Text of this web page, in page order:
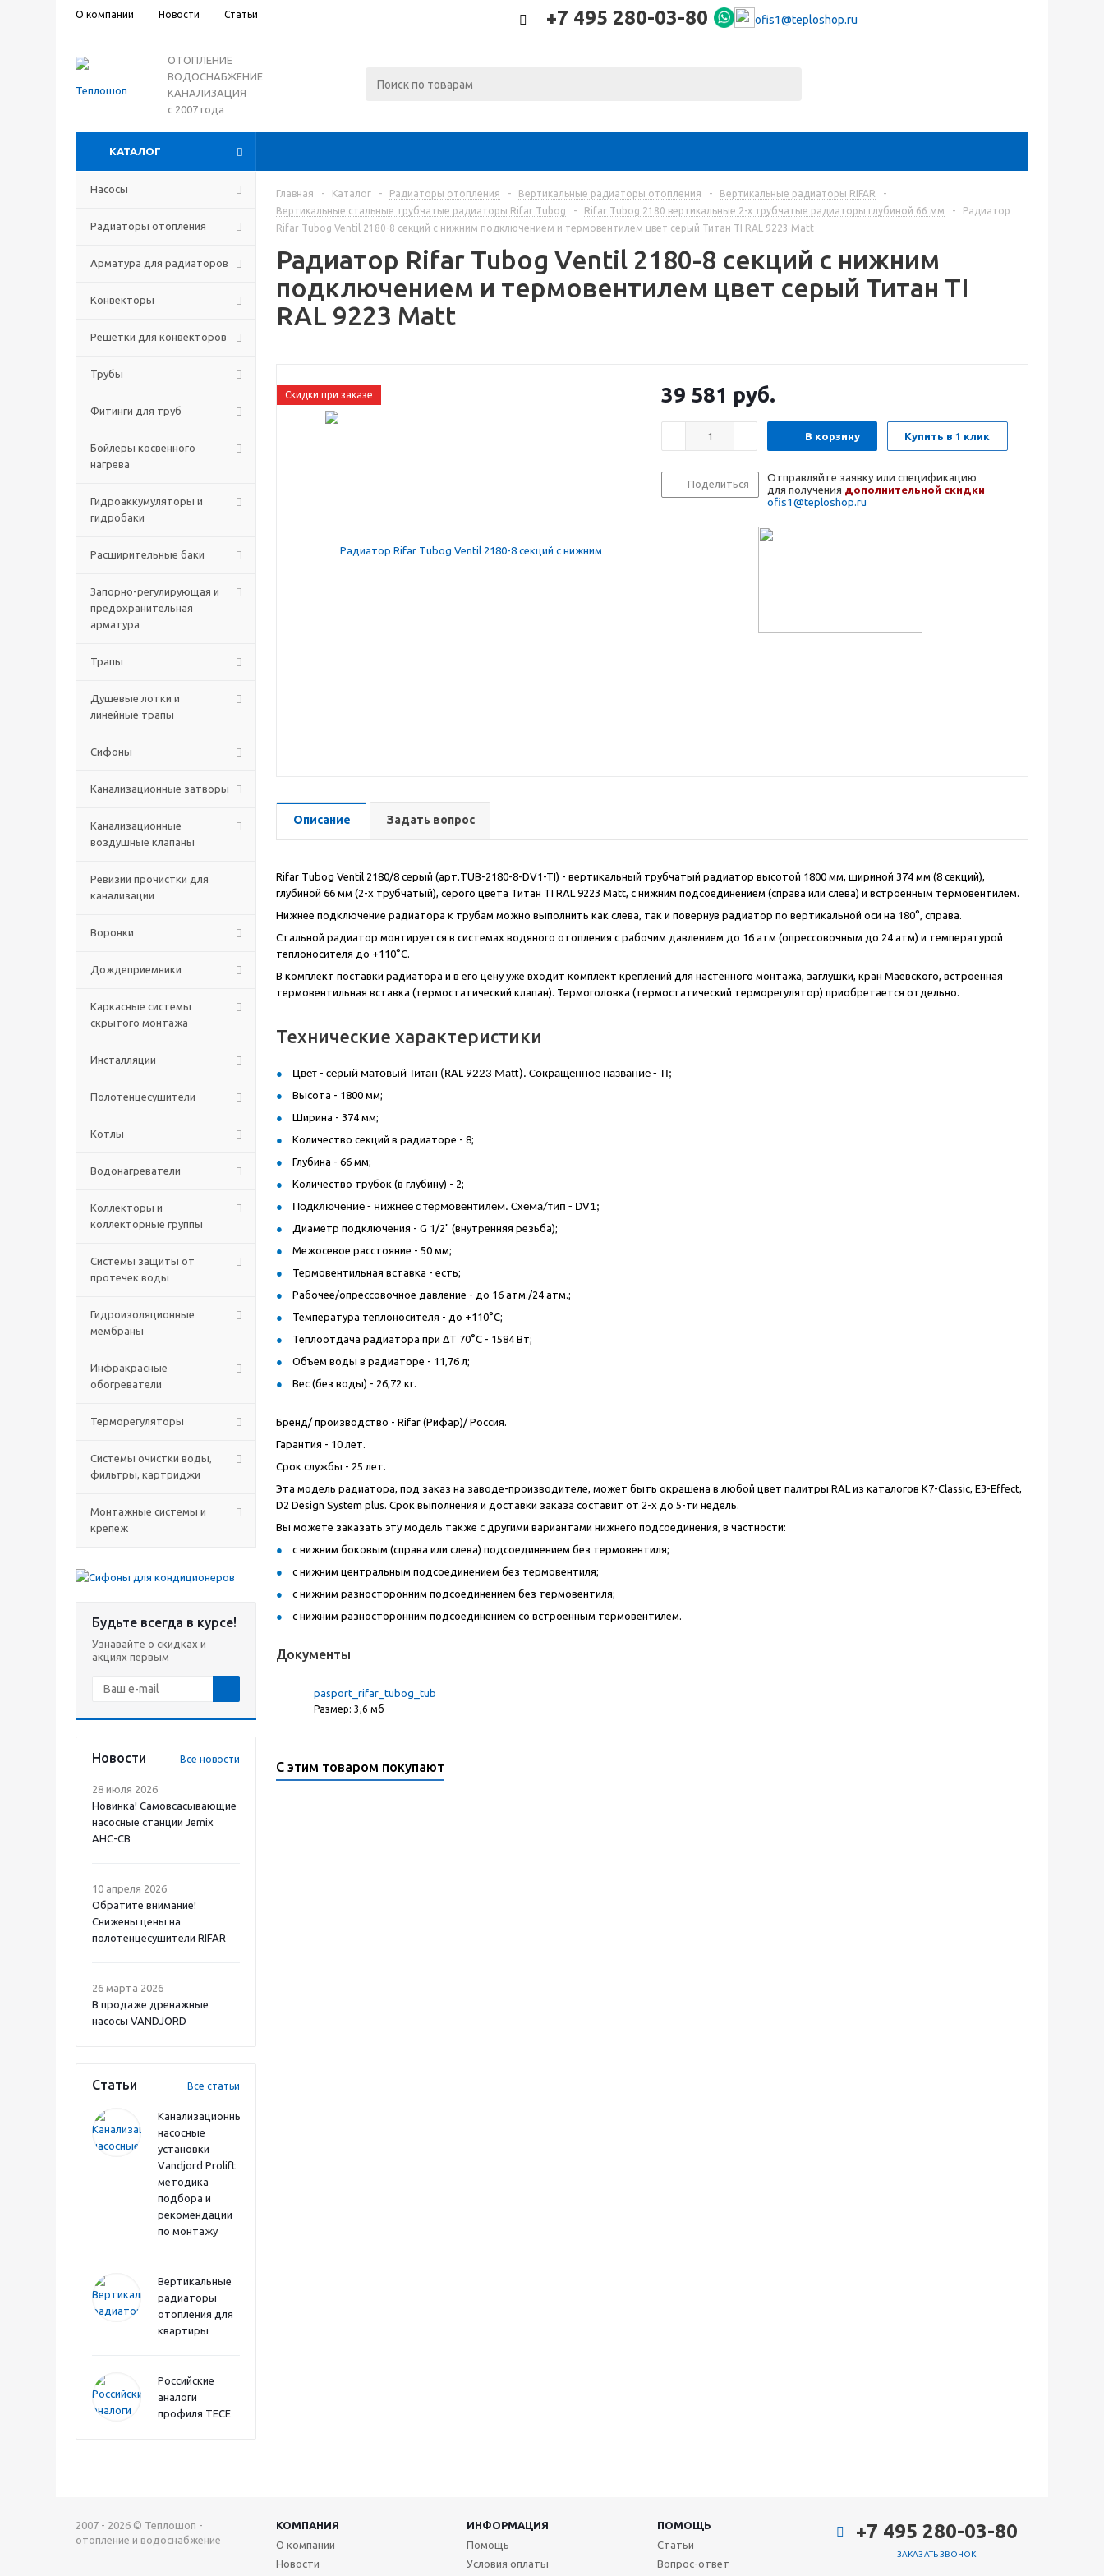
О компании Новости Статьи +7 495 280-03-80 ofis1@teploshop.ru
ОТОПЛЕНИЕ
ВОДОСНАБЖЕНИЕ
КАНАЛИЗАЦИЯ
с 2007 года
КАТАЛОГ
Насосы
Радиаторы отопления
Арматура для радиаторов
Конвекторы
Решетки для конвекторов
Трубы
Фитинги для труб
Бойлеры косвенного
нагрева
Гидроаккумуляторы и
гидробаки
Расширительные баки
Запорно-регулирующая и
предохранительная
арматура
Трапы
Душевые лотки и
линейные трапы
Сифоны
Канализационные затворы
Канализационные
воздушные клапаны
Ревизии прочистки для
канализации
Воронки
Дождеприемники
Каркасные системы
скрытого монтажа
Инсталляции
Полотенцесушители
Котлы
Водонагреватели
Коллекторы и
коллекторные группы
Системы защиты от
протечек воды
Гидроизоляционные
мембраны
Инфракрасные
обогреватели
Терморегуляторы
Системы очистки воды,
фильтры, картриджи
Монтажные системы и
крепеж
Будьте всегда в курсе!
Узнавайте о скидках и
акциях первым
Новости Все новости
28 июля 2026
Новинка! Самовсасывающие
насосные станции Jemix
АНС-СВ
10 апреля 2026
Обратите внимание!
Снижены цены на
полотенцесушители RIFAR
26 марта 2026
В продаже дренажные
насосы VANDJORD
Статьи Все статьи
Канализационные
насосные
установки
Vandjord Prolift
методика
подбора и
рекомендации
по монтажу
Вертикальные
радиаторы
отопления для
квартиры
Российские
аналоги
профиля TECE
Главная - Каталог - Радиаторы отопления - Вертикальные радиаторы отопления - Вертикальные радиаторы RIFAR
-
Вертикальные стальные трубчатые радиаторы Rifar Tubog
- Rifar Tubog 2180 вертикальные 2-х трубчатые радиаторы глубиной 66 мм -
Радиатор
Rifar Tubog Ventil 2180-8 секций с нижним подключением и термовентилем цвет серый Титан TI RAL 9223 Matt
Радиатор Rifar Tubog Ventil 2180-8 секций с нижним
подключением и термовентилем цвет серый Титан TI
RAL 9223 Matt
Скидки при заказе 39 581 руб.
В корзину Купить в 1 клик
Поделиться
Отправляйте заявку или спецификацию
для получения дополнительной скидки
ofis1@teploshop.ru
Описание Задать вопрос
Rifar Tubog Ventil 2180/8 серый (арт.TUB-2180-8-DV1-TI) - вертикальный трубчатый радиатор высотой 1800 мм, шириной 374 мм (8 секций),
глубиной 66 мм (2-х трубчатый), серого цвета Титан TI RAL 9223 Matt, с нижним подсоединением (справа или слева) и встроенным термовентилем.
Нижнее подключение радиатора к трубам можно выполнить как слева, так и повернув радиатор по вертикальной оси на 180°, справа.
Стальной радиатор монтируется в системах водяного отопления с рабочим давлением до 16 атм (опрессовочным до 24 атм) и температурой
теплоносителя до +110°С.
В комплект поставки радиатора и в его цену уже входит комплект креплений для настенного монтажа, заглушки, кран Маевского, встроенная
термовентильная вставка (термостатический клапан). Термоголовка (термостатический терморегулятор) приобретается отдельно.
Технические характеристики
Цвет - серый матовый Титан (RAL 9223 Matt). Сокращенное название - TI;
Высота - 1800 мм;
Ширина - 374 мм;
Количество секций в радиаторе - 8;
Глубина - 66 мм;
Количество трубок (в глубину) - 2;
Подключение - нижнее с термовентилем. Схема/тип - DV1;
Диаметр подключения - G 1/2" (внутренняя резьба);
Межосевое расстояние - 50 мм;
Термовентильная вставка - есть;
Рабочее/опрессовочное давление - до 16 атм./24 атм.;
Температура теплоносителя - до +110°C;
Теплоотдача радиатора при ΔT 70°C - 1584 Вт;
Объем воды в радиаторе - 11,76 л;
Вес (без воды) - 26,72 кг.
Бренд/ производство - Rifar (Рифар)/ Россия.
Гарантия - 10 лет.
Срок службы - 25 лет.
Эта модель радиатора, под заказ на заводе-производителе, может быть окрашена в любой цвет палитры RAL из каталогов К7-Classic, E3-Effect,
D2 Design System plus. Срок выполнения и доставки заказа составит от 2-х до 5-ти недель.
Вы можете заказать эту модель также с другими вариантами нижнего подсоединения, в частности:
с нижним боковым (справа или слева) подсоединением без термовентиля;
с нижним центральным подсоединением без термовентиля;
с нижним разносторонним подсоединением без термовентиля;
с нижним разносторонним подсоединением со встроенным термовентилем.
Документы
pasport_rifar_tubog_tub
Размер: 3,6 мб
С этим товаром покупают
2007 - 2026 © Теплошоп -
отопление и водоснабжение
КОМПАНИЯ ИНФОРМАЦИЯ
ПОМОЩЬ
О компании
Новости
Помощь
Условия оплаты
Статьи
Вопрос-ответ
+7 495 280-03-80
ЗАКАЗАТЬ ЗВОНОК